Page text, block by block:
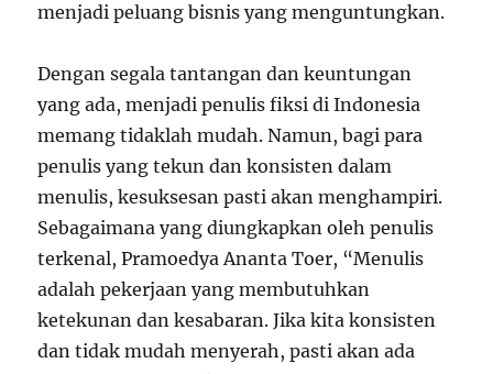
menjadi peluang bisnis yang menguntungkan.
Dengan segala tantangan dan keuntungan
yang ada, menjadi penulis fiksi di Indonesia
memang tidaklah mudah. Namun, bagi para
penulis yang tekun dan konsisten dalam
menulis, kesuksesan pasti akan menghampiri.
Sebagaimana yang diungkapkan oleh penulis
terkenal, Pramoedya Ananta Toer, “Menulis
adalah pekerjaan yang membutuhkan
ketekunan dan kesabaran. Jika kita konsisten
dan tidak mudah menyerah, pasti akan ada